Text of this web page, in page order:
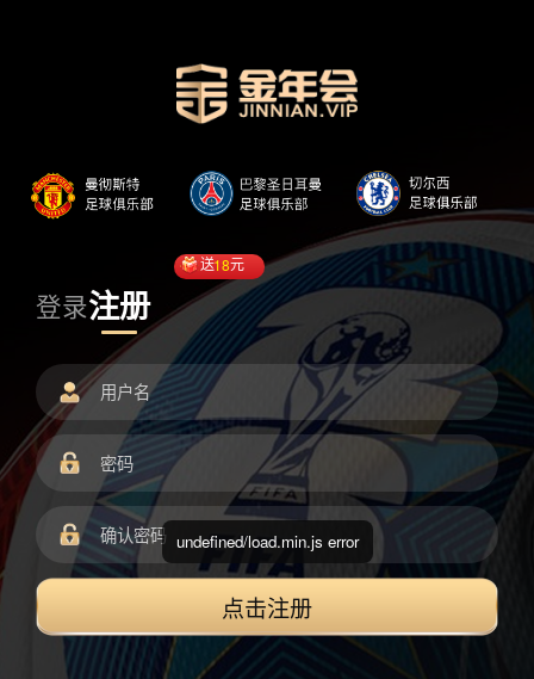
登录注册
送18元
点击注册
undefined/load.min.js error